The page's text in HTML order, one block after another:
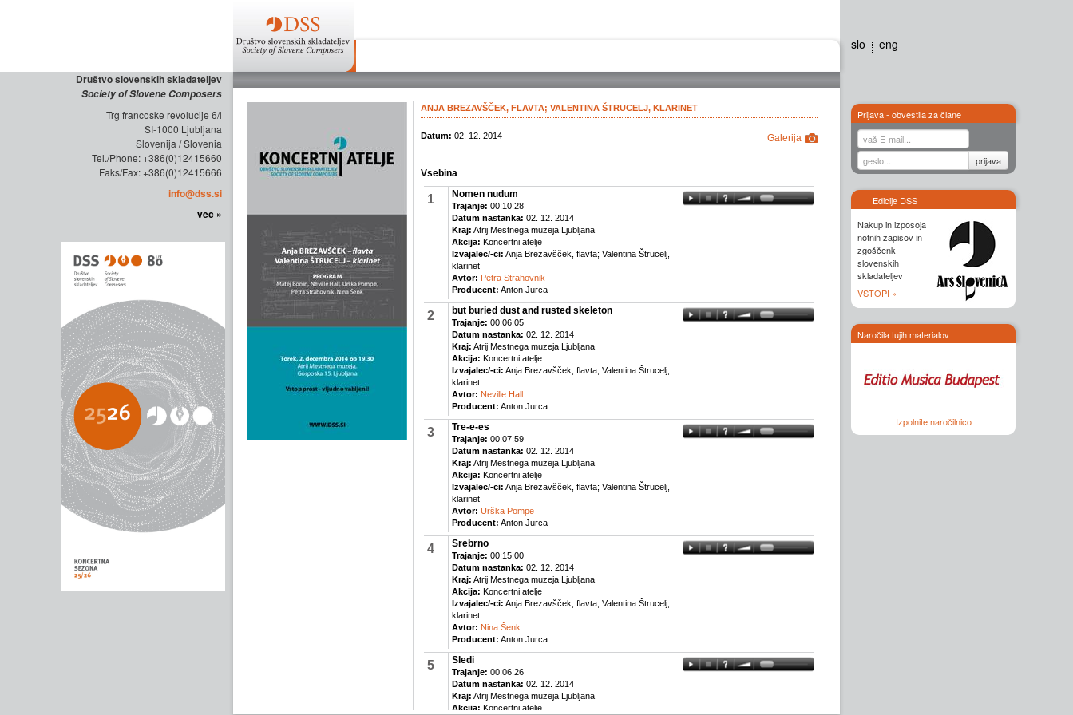
Društvo slovenskih skladateljev
Society of Slovene Composers
Trg francoske revolucije 6/l
SI-1000 Ljubljana
Slovenija / Slovenia
Tel./Phone: +386(0)12415660
Faks/Fax: +386(0)12415666
info@dss.si
več »
slo eng
Prijava - obvestila za člane
Edicije DSS
Nakup in izposoja
notnih zapisov in
zgoščenk
slovenskih
skladateljev
VSTOPI »
Naročila tujih materialov
Izpolnite naročilnico